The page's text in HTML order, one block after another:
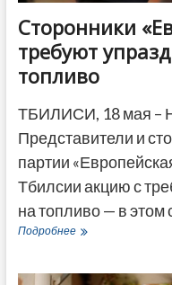
Сторонники
требуют
топливо
ТБИЛИСИ, 18 мая –
Представители и
партии
Тбилсии акцию с
на топливо — в этом
ПодробнееСторонники
требуют